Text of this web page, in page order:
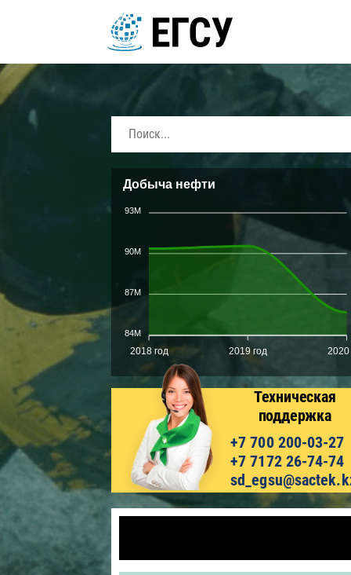
2018 год 2019 год 2020
Добыча нефти
93M
90M
87M
84M
Техническая
поддержка
+7 700 200-03-27
+7 7172 26-74-74